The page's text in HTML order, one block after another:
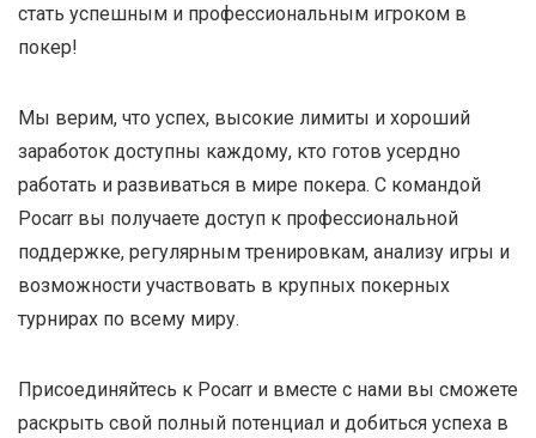
стать успешным и профессиональным игроком в
покер!
Мы верим, что успех, высокие лимиты и хороший
заработок доступны каждому, кто готов усердно
работать и развиваться в мире покера. С командой
Pocarr вы получаете доступ к профессиональной
поддержке, регулярным тренировкам, анализу игры и
возможности участвовать в крупных покерных
турнирах по всему миру.
Присоединяйтесь к Pocarr и вместе с нами вы сможете
раскрыть свой полный потенциал и добиться успеха в